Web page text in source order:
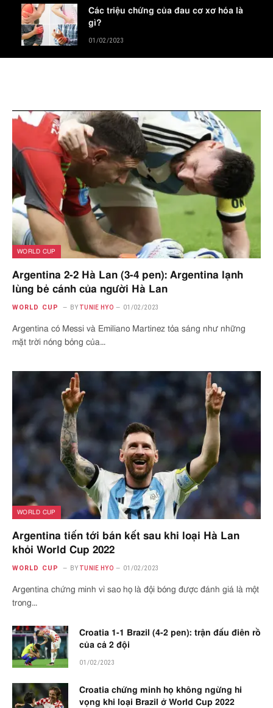
Các triệu chứng của đau cơ xơ hóa là
gì?
01/02/2023
WORLD CUP
Argentina 2-2 Hà Lan (3-4 pen): Argentina lạnh
lùng bẻ cánh của người Hà Lan
WORLD CUP BY TUNIE HYO 01/02/2023
Argentina có Messi và Emiliano Martinez tỏa sáng như những
mặt trời nóng bỏng của…
WORLD CUP
Argentina tiến tới bán kết sau khi loại Hà Lan
khỏi World Cup 2022
WORLD CUP BY TUNIE HYO 01/02/2023
Argentina chứng minh vì sao họ là đội bóng được đánh giá là một
trong…
Croatia 1-1 Brazil (4-2 pen): trận đấu điên rồ
của cả 2 đội
01/02/2023
Croatia chứng minh họ không ngừng hi
vọng khi loại Brazil ở World Cup 2022